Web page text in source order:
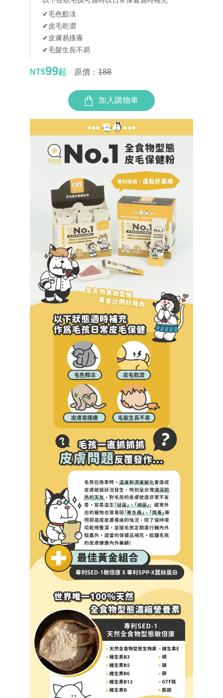
✔毛色黯淡
✔皮毛乾澀
✔皮膚易搔癢
✔毛髮生長不易
NT$99起 原價： 188
加入購物車